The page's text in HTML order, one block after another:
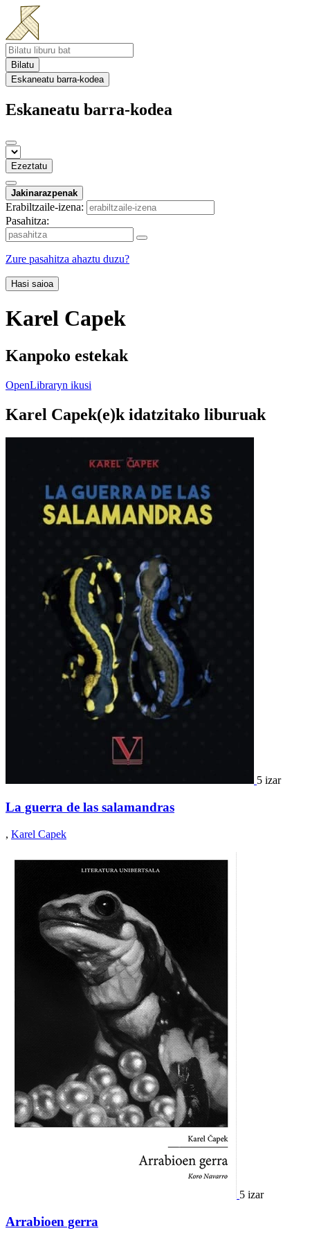
Bilatu
Eskaneatu barra-kodea
Eskaneatu barra-kodea
Ezeztatu
Jakinarazpenak
Erabiltzaile-izena:
Pasahitza:
Zure pasahitza ahaztu duzu?
Hasi saioa
Karel Capek
Kanpoko estekak
OpenLibraryn ikusi
Karel Capek(e)k idatzitako liburuak
5 izar
La guerra de las salamandras
, Karel Capek
5 izar
Arrabioen gerra